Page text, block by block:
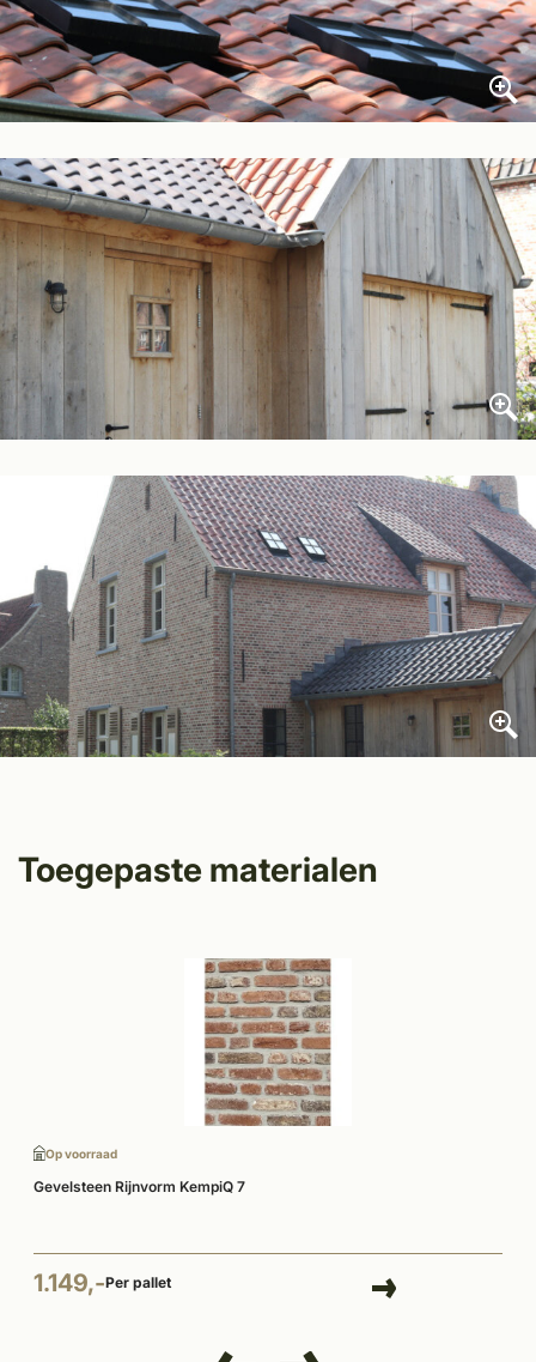
Toegepaste materialen
Op voorraad
Gevelsteen Rijnvorm KempiQ 7
1.149,-Per pallet